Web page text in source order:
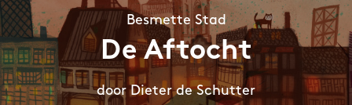
Besmette Stad
De Aftocht
door Dieter de Schutter